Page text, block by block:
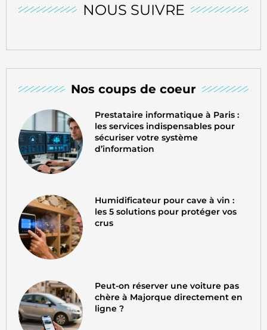
NOUS SUIVRE
Nos coups de coeur
Prestataire informatique à Paris :
les services indispensables pour
sécuriser votre système
d’information
Humidificateur pour cave à vin :
les 5 solutions pour protéger vos
crus
Peut-on réserver une voiture pas
chère à Majorque directement en
ligne ?